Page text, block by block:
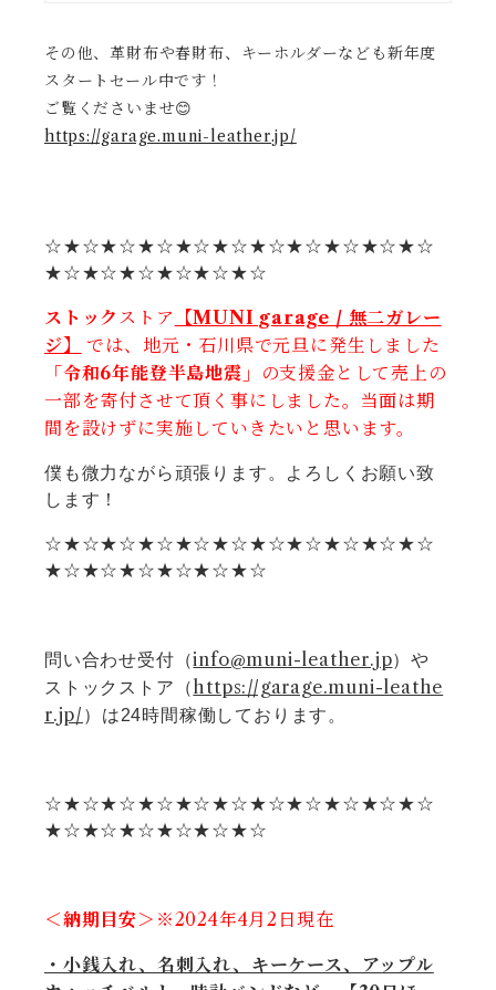
その他、革財布や春財布、キーホルダーなども新年度
スタートセール中です！
ご覧くださいませ😊
https://garage.muni-leather.jp/
☆★☆★☆★☆★☆★☆★☆★☆★☆★☆★☆
★☆★☆★☆★☆★☆★☆
ストック ストア
【MUNI garage / 無二ガレー
ジ】
では、地元・石川県で元旦に発生しました
「令和6年能登半島地震」
の支援金として売上の
一部を寄付させて頂く事にしました。当面は期
間を設けずに実施していきたいと思います。
僕も微力ながら頑張ります。よろしくお願い致
します！
☆★☆★☆★☆★☆★☆★☆★☆★☆★☆★☆
★☆★☆★☆★☆★☆★☆
問い合わせ受付（info@muni-leather.jp）や
ストックストア（https://garage.muni-leathe
r.jp/ ）は24時間稼働しております。
☆★☆★☆★☆★☆★☆★☆★☆★☆★☆★☆
★☆★☆★☆★☆★☆★☆
＜納期目安＞ ※2024年4月2日現在
・小銭入れ、名刺入れ、キーケース、アップル